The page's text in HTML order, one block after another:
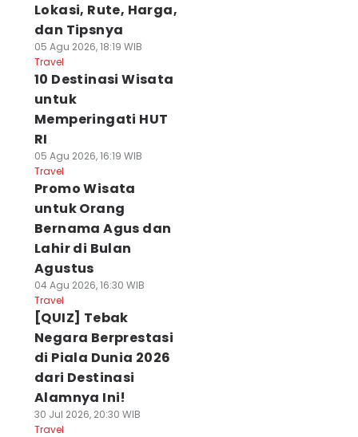
Lokasi, Rute, Harga,
dan Tipsnya
05 Agu 2026, 18:19 WIB
Travel
10 Destinasi Wisata
untuk
Memperingati HUT
RI
05 Agu 2026, 16:19 WIB
Travel
Promo Wisata
untuk Orang
Bernama Agus dan
Lahir di Bulan
Agustus
04 Agu 2026, 16:30 WIB
Travel
[QUIZ] Tebak
Negara Berprestasi
di Piala Dunia 2026
dari Destinasi
Alamnya Ini!
30 Jul 2026, 20:30 WIB
Travel